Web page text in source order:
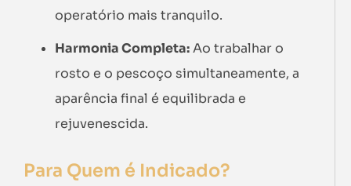
operatório mais tranquilo.
Harmonia Completa:Ao trabalhar o
rosto e o pescoço simultaneamente, a
aparência final é equilibrada e
rejuvenescida.
Para Quem é Indicado?